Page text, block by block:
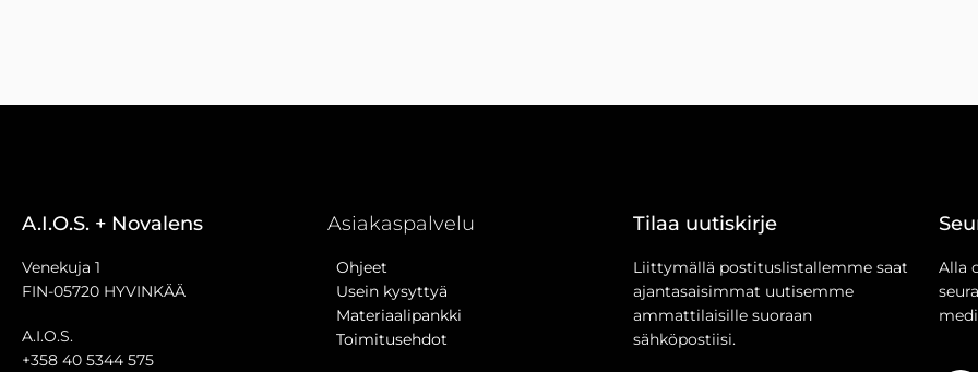
A.I.O.S. + Novalens
Venekuja 1
FIN-05720 HYVINKÄÄ
A.I.O.S.
+358 40 5344 575
Asiakaspalvelu
Ohjeet
Usein kysyttyä
Materiaalipankki
Toimitusehdot
Tilaa uutiskirje
Liittymällä postituslistallemme saat
ajantasaisimmat uutisemme
ammattilaisille suoraan
sähköpostiisi.
Alla